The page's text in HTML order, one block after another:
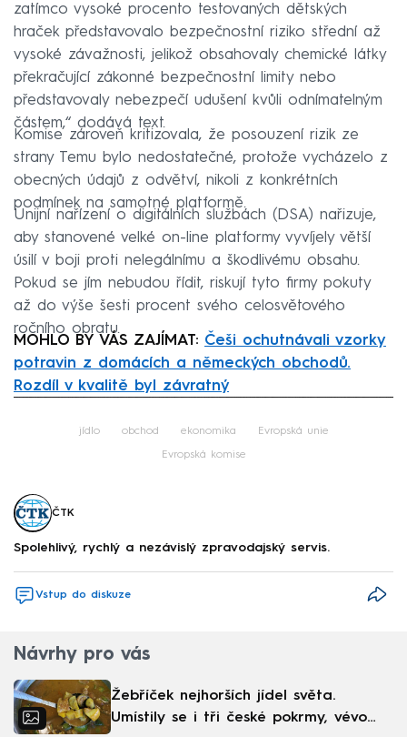
zatímco vysoké procento testovaných dětských
hraček představovalo bezpečnostní riziko střední až
vysoké závažnosti, jelikož obsahovaly chemické látky
překračující zákonné bezpečnostní limity nebo
představovaly nebezpečí udušení kvůli odnímatelným
částem,“ dodává text.
Komise zároveň kritizovala, že posouzení rizik ze
strany Temu bylo nedostatečné, protože vycházelo z
obecných údajů z odvětví, nikoli z konkrétních
podmínek na samotné platformě.
Unijní nařízení o digitálních službách (DSA) nařizuje,
aby stanovené velké on-line platformy vyvíjely větší
úsilí v boji proti nelegálnímu a škodlivému obsahu.
Pokud se jím nebudou řídit, riskují tyto firmy pokuty
až do výše šesti procent svého celosvětového
ročního obratu.
MOHLO BY VÁS ZAJÍMAT: Češi ochutnávali vzorky
potravin z domácích a německých obchodů.
Rozdíl v kvalitě byl závratný
jídlo obchod ekonomika Evropská unie
Evropská komise
ČTK
Spolehlivý, rychlý a nezávislý zpravodajský servis.
Vstup do diskuze
Návrhy pro vás
Žebříček nejhorších jídel světa.
Umístily se i tři české pokrmy, vévodí